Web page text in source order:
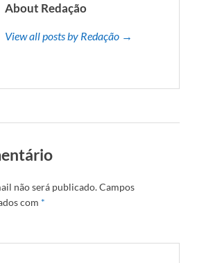
About Redação
View all posts by Redação →
não será publicado.Campos
com *